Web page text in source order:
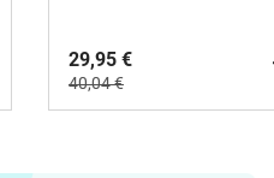
29,95 €
40,04 €